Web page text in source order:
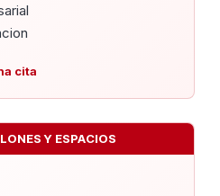
cita
Y ESPACIOS